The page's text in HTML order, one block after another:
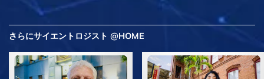
さらにサイエントロジスト @HOME